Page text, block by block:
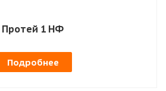
Протей 1 НФ
Подробнее